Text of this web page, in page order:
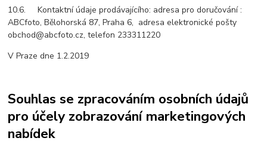
10.6. Kontaktní údaje prodávajícího: adresa pro doručování :
ABCfoto, Bělohorská 87, Praha 6, adresa elektronické pošty
obchod@abcfoto.cz, telefon 233311220
V Praze dne 1.2.2019
Souhlas se zpracováním osobních údajů
pro účely zobrazování marketingových
nabídek